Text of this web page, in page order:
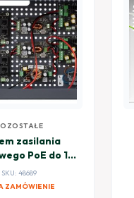
zasilania
PoE do 16
i rejestratora
BCS-
SKU: 48689
ZAMÓWIENIE